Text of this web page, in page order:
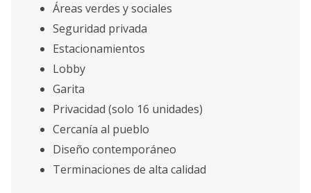
Áreas verdes y sociales
Seguridad privada
Estacionamientos
Lobby
Garita
Privacidad (solo 16 unidades)
Cercanía al pueblo
Diseño contemporáneo
Terminaciones de alta calidad